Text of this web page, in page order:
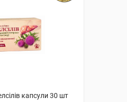
капсули 30 шт